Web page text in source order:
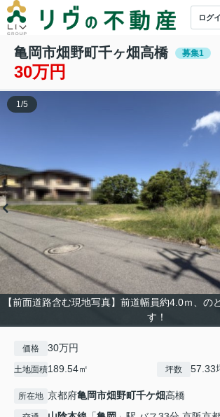
ログ
亀岡市畑野町千ヶ畑高橋 募集1
30万円
【前面道路含む現地写真】前道幅員約4.0ｍ、の
す！
1/5
価格 30万円
土地面積189.54㎡ 坪数 57.33
所在地 京都府亀岡市畑野町千ケ畑高橋